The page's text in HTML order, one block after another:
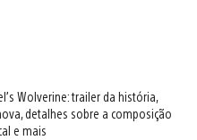
Wolverine: trailer da história,
detalhes sobre a composição
e mais